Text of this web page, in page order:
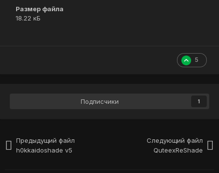
Размер файла
18.22 кБ
5
Подписчики 1
Предыдущий файл
h0kkaidoshade v5
Следующий файл
QuteexReShade